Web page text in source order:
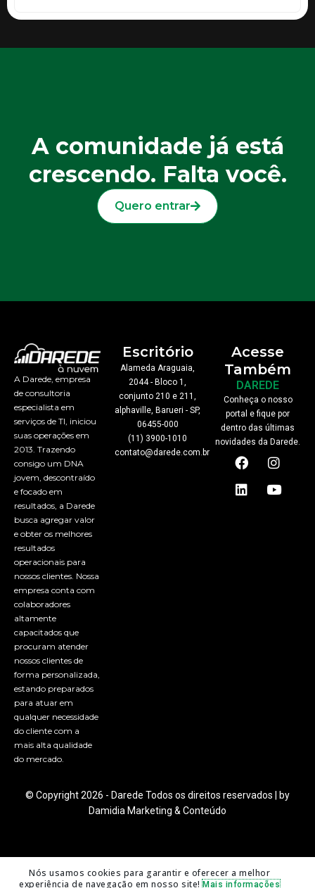
A comunidade já está
crescendo. Falta você.
Quero entrar
A Darede, empresa
de consultoria
especialista em
serviços de TI, iniciou
suas operações em
2013. Trazendo
consigo um DNA
jovem, descontraído
e focado em
resultados, a Darede
busca agregar valor
e obter os melhores
resultados
operacionais para
nossos clientes. Nossa
empresa conta com
colaboradores
altamente
capacitados que
procuram atender
nossos clientes de
forma personalizada,
estando preparados
para atuar em
qualquer necessidade
do cliente com a
mais alta qualidade
do mercado.
Escritório
Alameda Araguaia,
2044 - Bloco 1,
conjunto 210 e 211,
alphaville, Barueri - SP,
06455-000
(11) 3900-1010
contato@darede.com.br
Acesse
Também
DAREDE
Conheça o nosso
portal e fique por
dentro das últimas
novidades da Darede.
F
a
c
e
I
n
s
t
L
i
n
k
Y
o
u
t
© Copyright2026 - Darede Todos os direitos reservados | by
Damidia Marketing & Conteúdo
Nós usamos cookies para garantir e oferecer a melhor
experiência de navegação em nosso site!Mais informações